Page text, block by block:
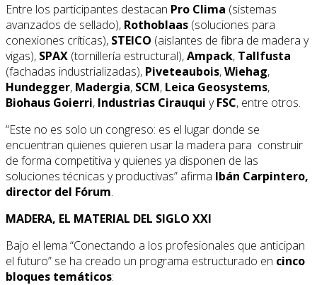
Entre los participantes destacan Pro Clima (sistemas
avanzados de sellado), Rothoblaas (soluciones para
conexiones críticas), STEICO (aislantes de fibra de madera y
vigas), SPAX (tornillería estructural),Ampack, Tallfusta
(fachadas industrializadas), Piveteaubois,Wiehag,
Hundegger, Madergia, SCM, Leica Geosystems,
Biohaus Goierri, Industrias Cirauqui yFSC, entre otros.
“Este no es solo un congreso: es el lugar donde se
encuentran quienes quieren usar la madera para construir
de forma competitiva y quienes ya disponen de las
soluciones técnicas y productivas” afirma Ibán Carpintero,
director del Fórum.
MADERA, EL MATERIAL DEL SIGLO XXI
Bajo el lema “Conectando a los profesionales que anticipan
el futuro” se ha creado un programa estructurado en cinco
bloques temáticos: